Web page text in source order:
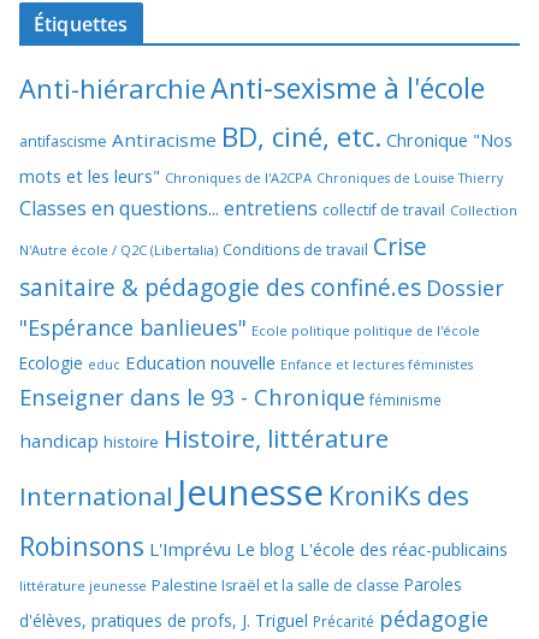
Étiquettes
Anti-hiérarchieAnti-sexisme à l'école
antifascisme Antiracisme BD, ciné, etc. Chronique "Nos
mots et les leurs" Chroniques de l'A2CPA Chroniques de Louise Thierry
Classes en questions... entretiens collectif de travail Collection
N'Autre école / Q2C (Libertalia) Conditions de travail Crise
sanitaire & pédagogie des confiné.es Dossier
"Espérance banlieues" Ecole politique politique de l'école
Ecologie educ Education nouvelle Enfance et lectures féministes
Enseigner dans le 93 - Chronique féminisme
handicap histoire Histoire, littérature
International Jeunesse KroniKs des
Robinsons L'Imprévu Le blog L'école des réac-publicains
littérature jeunesse Palestine Israël et la salle de classe Paroles
d'élèves, pratiques de profs, J. Triguel Précarité pédagogie